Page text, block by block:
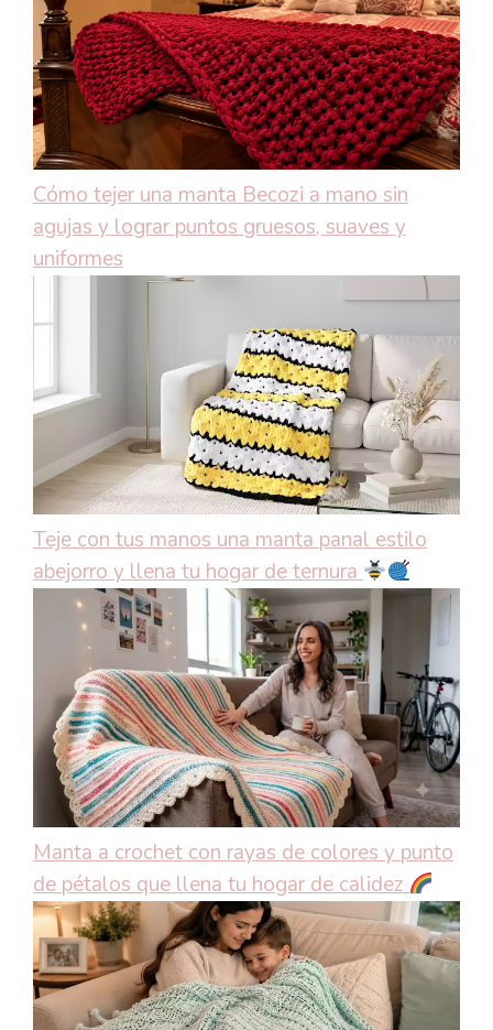
Cómo tejer una manta Becozi a mano sin
agujas y lograr puntos gruesos, suaves y
uniformes
Teje con tus manos una manta panal estilo
abejorro y llena tu hogar de ternura
Manta a crochet con rayas de colores y punto
de pétalos que llena tu hogar de calidez